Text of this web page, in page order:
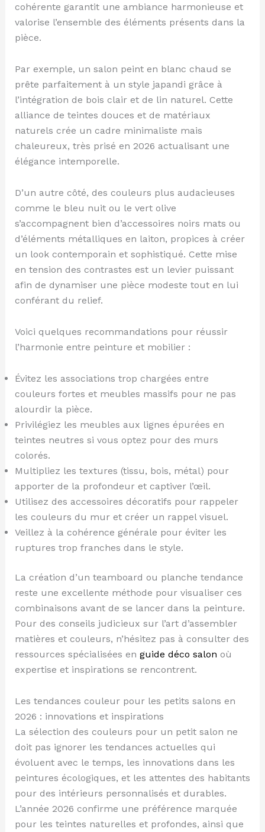
cohérente garantit une ambiance harmonieuse et
valorise l’ensemble des éléments présents dans la
pièce.
Par exemple, un salon peint en blanc chaud se
prête parfaitement à un style japandi grâce à
l’intégration de bois clair et de lin naturel. Cette
alliance de teintes douces et de matériaux
naturels crée un cadre minimaliste mais
chaleureux, très prisé en 2026 actualisant une
élégance intemporelle.
D’un autre côté, des couleurs plus audacieuses
comme le bleu nuit ou le vert olive
s’accompagnent bien d’accessoires noirs mats ou
d’éléments métalliques en laiton, propices à créer
un look contemporain et sophistiqué. Cette mise
en tension des contrastes est un levier puissant
afin de dynamiser une pièce modeste tout en lui
conférant du relief.
Voici quelques recommandations pour réussir
l’harmonie entre peinture et mobilier :
Évitez les associations trop chargées entre
couleurs fortes et meubles massifs pour ne pas
alourdir la pièce.
Privilégiez les meubles aux lignes épurées en
teintes neutres si vous optez pour des murs
colorés.
Multipliez les textures (tissu, bois, métal) pour
apporter de la profondeur et captiver l’œil.
Utilisez des accessoires décoratifs pour rappeler
les couleurs du mur et créer un rappel visuel.
Veillez à la cohérence générale pour éviter les
ruptures trop franches dans le style.
La création d’un teamboard ou planche tendance
reste une excellente méthode pour visualiser ces
combinaisons avant de se lancer dans la peinture.
Pour des conseils judicieux sur l’art d’assembler
matières et couleurs, n’hésitez pas à consulter des
ressources spécialisées en guide déco salon où
expertise et inspirations se rencontrent.
Les tendances couleur pour les petits salons en
2026 : innovations et inspirations
La sélection des couleurs pour un petit salon ne
doit pas ignorer les tendances actuelles qui
évoluent avec le temps, les innovations dans les
peintures écologiques, et les attentes des habitants
pour des intérieurs personnalisés et durables.
L’année 2026 confirme une préférence marquée
pour les teintes naturelles et profondes, ainsi que